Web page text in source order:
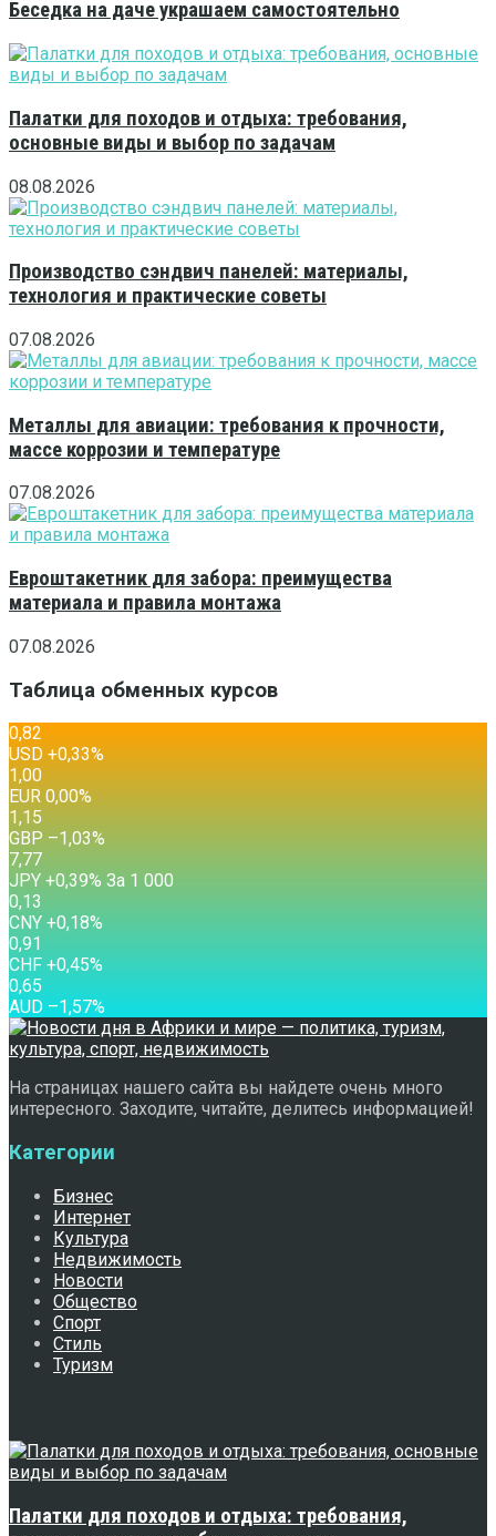
Беседка на даче украшаем самостоятельно
Палатки для походов и отдыха: требования,
основные виды и выбор по задачам
08.08.2026
Производство сэндвич панелей: материалы,
технология и практические советы
07.08.2026
Металлы для авиации: требования к прочности,
массе коррозии и температуре
07.08.2026
Евроштакетник для забора: преимущества
материала и правила монтажа
07.08.2026
Таблица обменных курсов
0,82
USD +0,33%
1,00
EUR 0,00%
1,15
GBP –1,03%
7,77
JPY +0,39% За 1 000
0,13
CNY +0,18%
0,91
CHF +0,45%
0,65
AUD –1,57%
На страницах нашего сайта вы найдете очень много
интересного. Заходите, читайте, делитесь информацией!
Категории
Бизнес
Интернет
Культура
Недвижимость
Новости
Общество
Спорт
Стиль
Туризм
Палатки для походов и отдыха: требования,